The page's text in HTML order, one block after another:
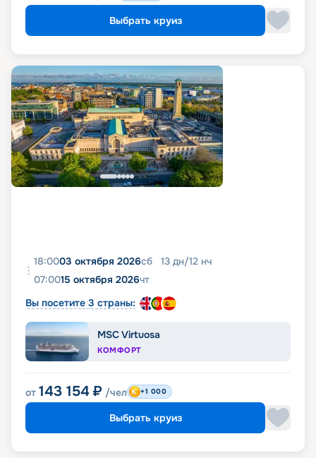
Выбрать круиз
18:0003 октября 2026сб 13 дн/12 нч
07:0015 октября 2026чт
Вы посетите 3 страны:
MSC Virtuosa
КОМФОРТ
от 143 154 ₽ /чел +1 000
Выбрать круиз